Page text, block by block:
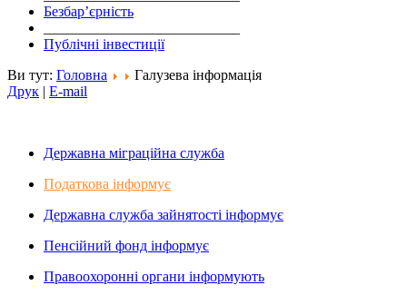
Безбар’єрність
Публічні інвестиції
Ви тут: Головна
Галузева інформація
Друк | E-mail
Державна міграційна служба
Податкова інформує
Державна служба зайнятості інформує
Пенсійний фонд інформує
Правоохоронні органи інформують